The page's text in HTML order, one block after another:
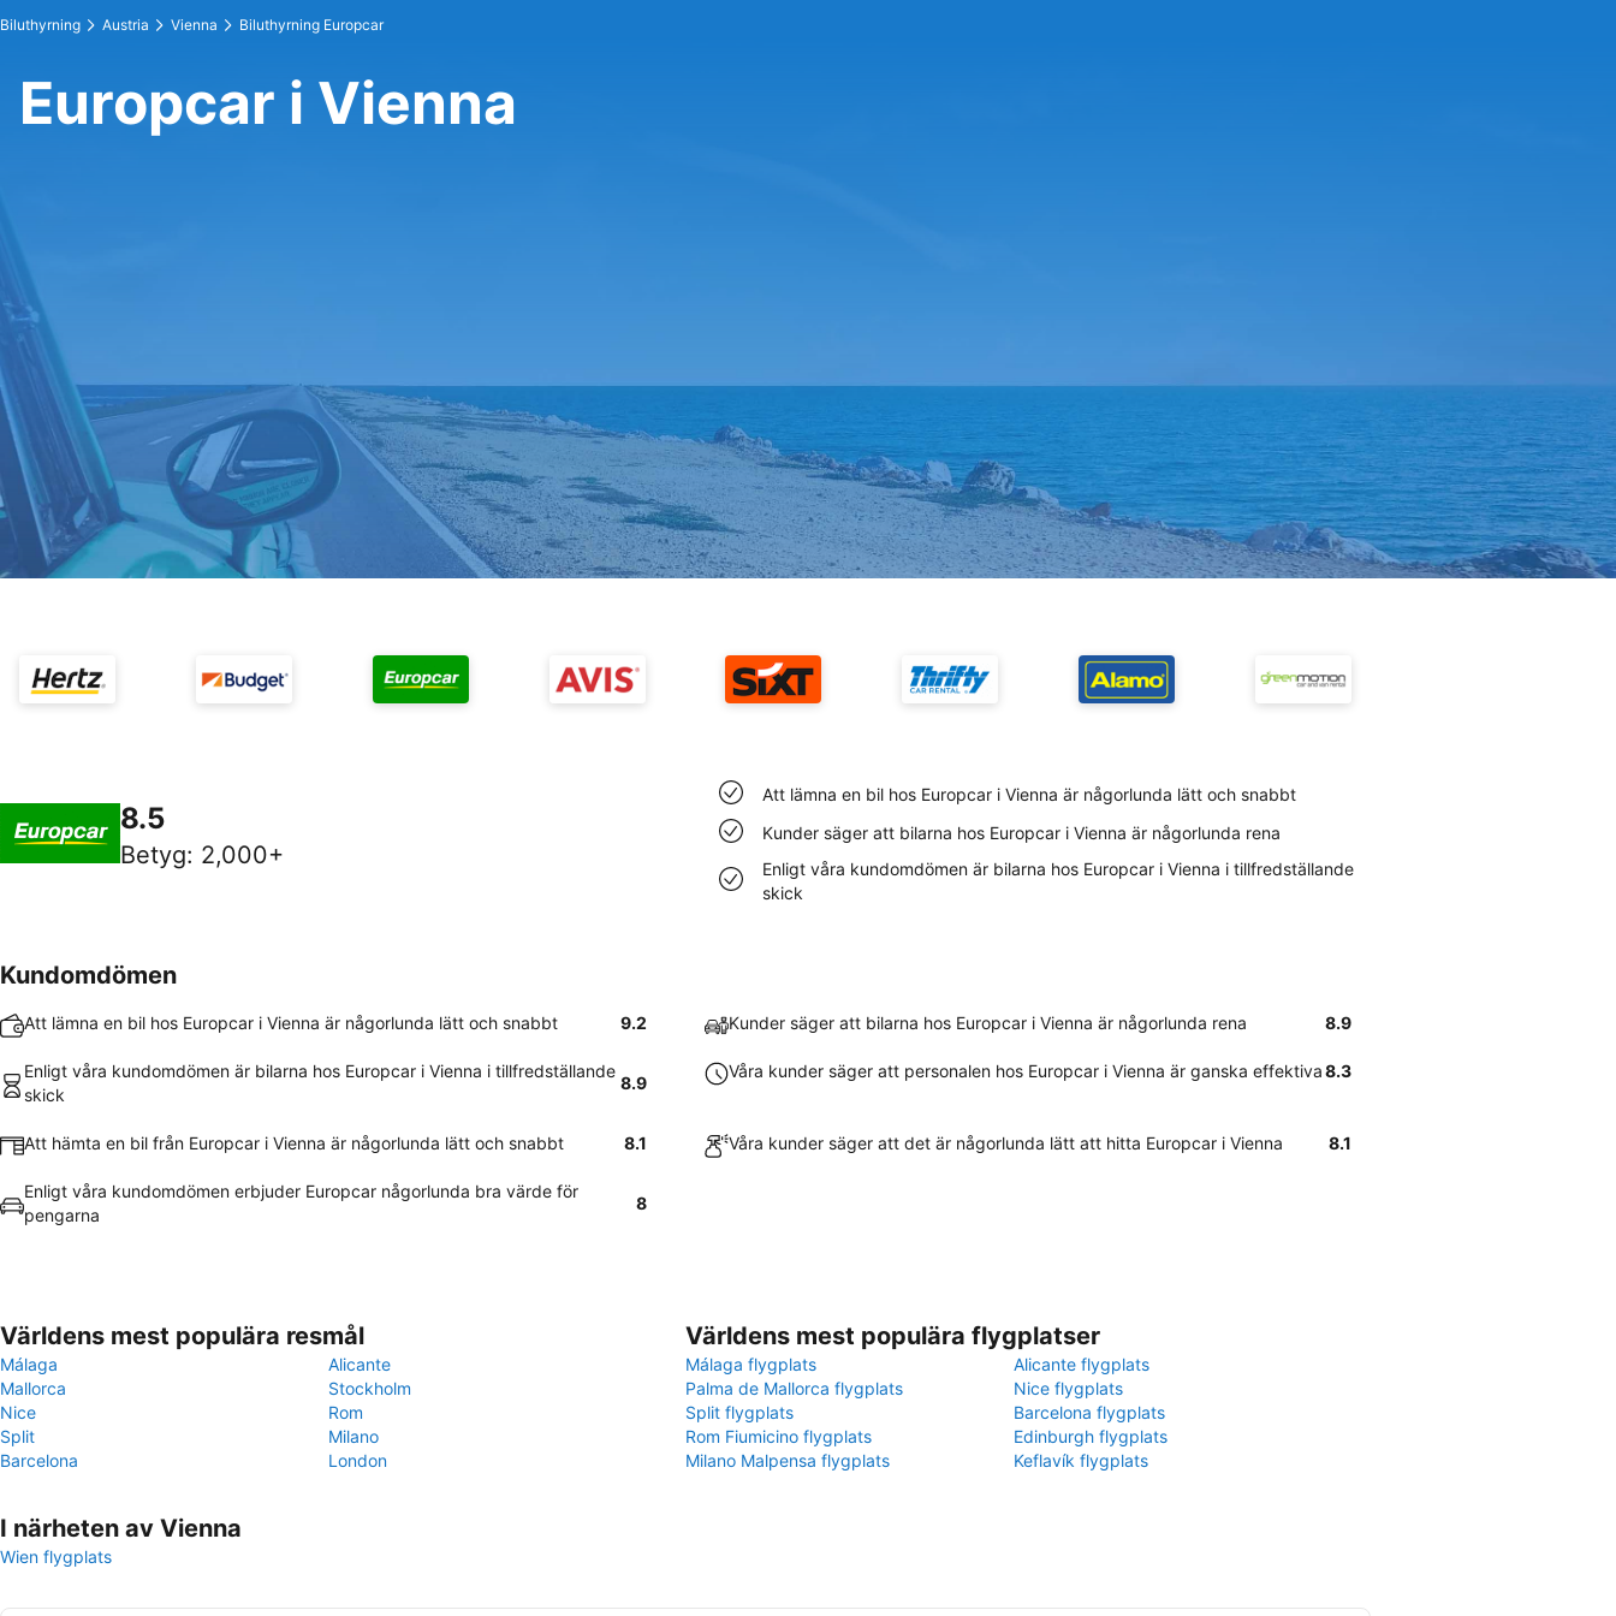
Biluthyrning Austria Vienna Biluthyrning Europcar
Europcar i Vienna
8.5
Betyg: 2,000+
Att lämna en bil hos Europcar i Vienna är någorlunda lätt och snabbt
Kunder säger att bilarna hos Europcar i Vienna är någorlunda rena
Enligt våra kundomdömen är bilarna hos Europcar i Vienna i tillfredställande
skick
Kundomdömen
Att lämna en bil hos Europcar i Vienna är någorlunda lätt och snabbt 9.2 Kunder säger att bilarna hos Europcar i Vienna är någorlunda rena 8.9
Enligt våra kundomdömen är bilarna hos Europcar i Vienna i tillfredställande
skick
8.9
Våra kunder säger att personalen hos Europcar i Vienna är ganska effektiva8.3
Att hämta en bil från Europcar i Vienna är någorlunda lätt och snabbt 8.1 Våra kunder säger att det är någorlunda lätt att hitta Europcar i Vienna 8.1
Enligt våra kundomdömen erbjuder Europcar någorlunda bra värde för
pengarna
8
Världens mest populära resmål
Málaga
Alicante
Mallorca
Stockholm
Nice
Rom
Split
Milano
Barcelona
London
Världens mest populära flygplatser
Málaga flygplats
Alicante flygplats
Palma de Mallorca flygplats
Nice flygplats
Split flygplats
Barcelona flygplats
Rom Fiumicino flygplats
Edinburgh flygplats
Milano Malpensa flygplats
Keflavík flygplats
I närheten av Vienna
Wien flygplats